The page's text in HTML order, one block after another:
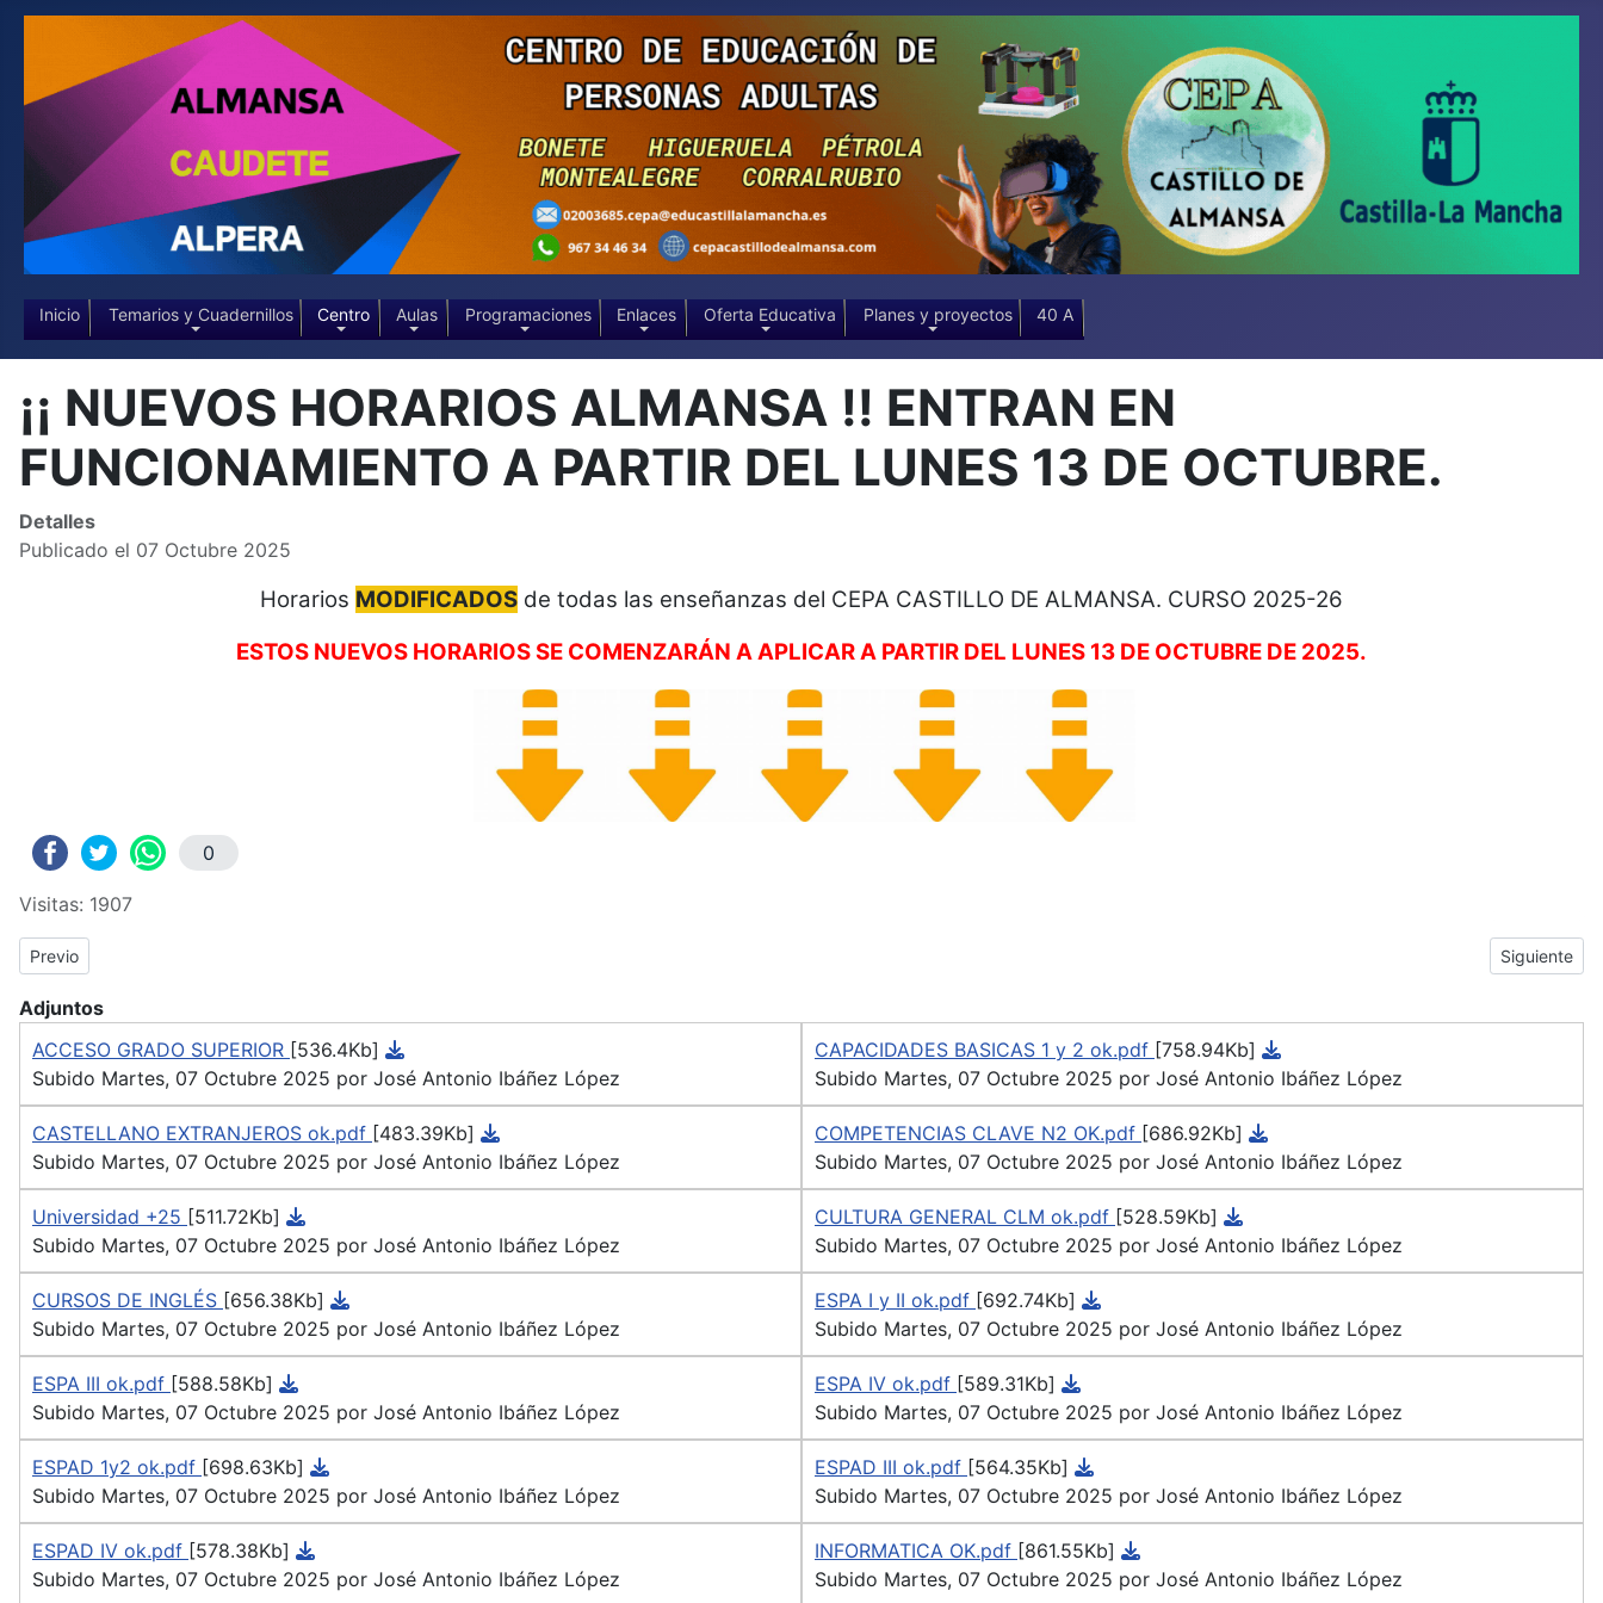
Inicio Temarios y Cuadernillos Centro Aulas Programaciones Enlaces Oferta Educativa Planes y proyectos 40 A
¡¡ NUEVOS HORARIOS ALMANSA !! ENTRAN EN
FUNCIONAMIENTO A PARTIR DEL LUNES 13 DE OCTUBRE.
Detalles
Publicado el 07 Octubre 2025
Horarios MODIFICADOS de todas las enseñanzas del CEPA CASTILLO DE ALMANSA. CURSO 2025-26
ESTOS NUEVOS HORARIOS SE COMENZARÁN A APLICAR A PARTIR DEL LUNES 13 DE OCTUBRE DE 2025.
0
Visitas: 1907
Previous article: MODIFICACIÓN DE TODOS LOS HORARIOS DEL CENTRO - CONSULTA TU CURSO
Previo Next article:
Siguiente
Adjuntos
ACCESO GRADO SUPERIOR [536.4Kb]
Subido Martes, 07 Octubre 2025 por José Antonio Ibáñez López
CAPACIDADES BASICAS 1 y 2 ok.pdf [758.94Kb]
Subido Martes, 07 Octubre 2025 por José Antonio Ibáñez López
CASTELLANO EXTRANJEROS ok.pdf [483.39Kb]
Subido Martes, 07 Octubre 2025 por José Antonio Ibáñez López
COMPETENCIAS CLAVE N2 OK.pdf [686.92Kb]
Subido Martes, 07 Octubre 2025 por José Antonio Ibáñez López
Universidad +25 [511.72Kb]
Subido Martes, 07 Octubre 2025 por José Antonio Ibáñez López
CULTURA GENERAL CLM ok.pdf [528.59Kb]
Subido Martes, 07 Octubre 2025 por José Antonio Ibáñez López
CURSOS DE INGLÉS [656.38Kb]
Subido Martes, 07 Octubre 2025 por José Antonio Ibáñez López
ESPA I y II ok.pdf [692.74Kb]
Subido Martes, 07 Octubre 2025 por José Antonio Ibáñez López
ESPA III ok.pdf [588.58Kb]
Subido Martes, 07 Octubre 2025 por José Antonio Ibáñez López
ESPA IV ok.pdf [589.31Kb]
Subido Martes, 07 Octubre 2025 por José Antonio Ibáñez López
ESPAD 1y2 ok.pdf [698.63Kb]
Subido Martes, 07 Octubre 2025 por José Antonio Ibáñez López
ESPAD III ok.pdf [564.35Kb]
Subido Martes, 07 Octubre 2025 por José Antonio Ibáñez López
ESPAD IV ok.pdf [578.38Kb]
Subido Martes, 07 Octubre 2025 por José Antonio Ibáñez López
INFORMATICA OK.pdf [861.55Kb]
Subido Martes, 07 Octubre 2025 por José Antonio Ibáñez López